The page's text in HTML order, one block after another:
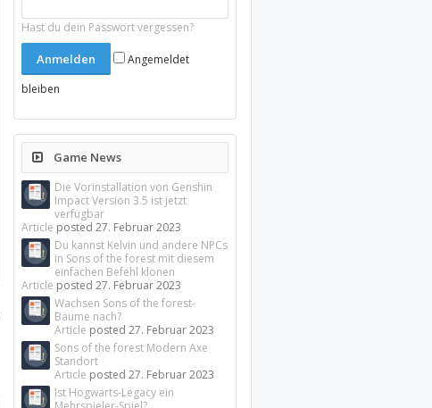
Hast du dein Passwort vergessen?
Angemeldet
bleiben
Game News
Die Vorinstallation von Genshin
Impact Version 3.5 ist jetzt
verfügbar
Article posted27. Februar 2023
Du kannst Kelvin und andere NPCs
in Sons of the forest mit diesem
einfachen Befehl klonen
Article posted27. Februar 2023
Wachsen Sons of the forest-
Bäume nach?
Article posted27. Februar 2023
Sons of the forest Modern Axe
Standort
Article posted27. Februar 2023
Ist Hogwarts-Legacy ein